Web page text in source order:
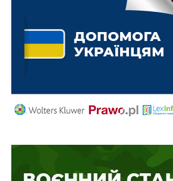
До трьох років за ґратами за
карантину